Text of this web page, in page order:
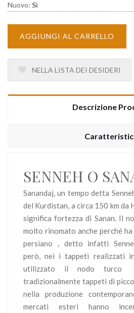
Nuovo: Sì
AGGIUNGI AL CARRELLO
NELLA LISTA DEI DESIDERI
Descrizione
SENNEH O
Sanandaj, un tempo detta
del Kurdistan, a circa 150 km da
significa fortezza di Sanan. Il
molto rinomato anche perché
persiano , detto infatti
però, nei i tappeti realizzati
utilizzato il nodo turco
tradizionalmente tappeti di
nella produzione
mercati esteri hanno